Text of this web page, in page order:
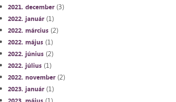
2021. december (3)
2022. január (1)
2022. március (2)
2022. május (1)
2022. június (2)
2022. július (1)
2022. november (2)
2023. január (1)